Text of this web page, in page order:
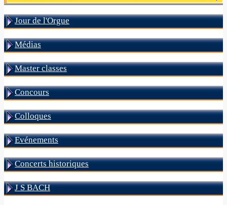
Jour de l'Orgue
Médias
Master classes
Concours
Colloques
Evénements
Concerts historiques
J S BACH